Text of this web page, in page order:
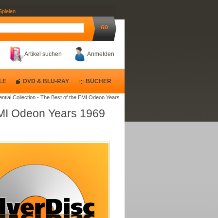
Anmelden
Artikel suchen
Collection - The Best of the EMI Odeon Years
DVD & BLU-RAY BÜCHER
Odeon Years 1969